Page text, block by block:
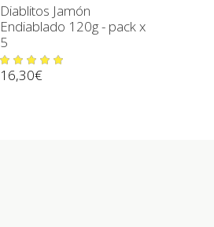
Diablitos Jamón
Endiablado 120g - pack x
5
en
16,30€